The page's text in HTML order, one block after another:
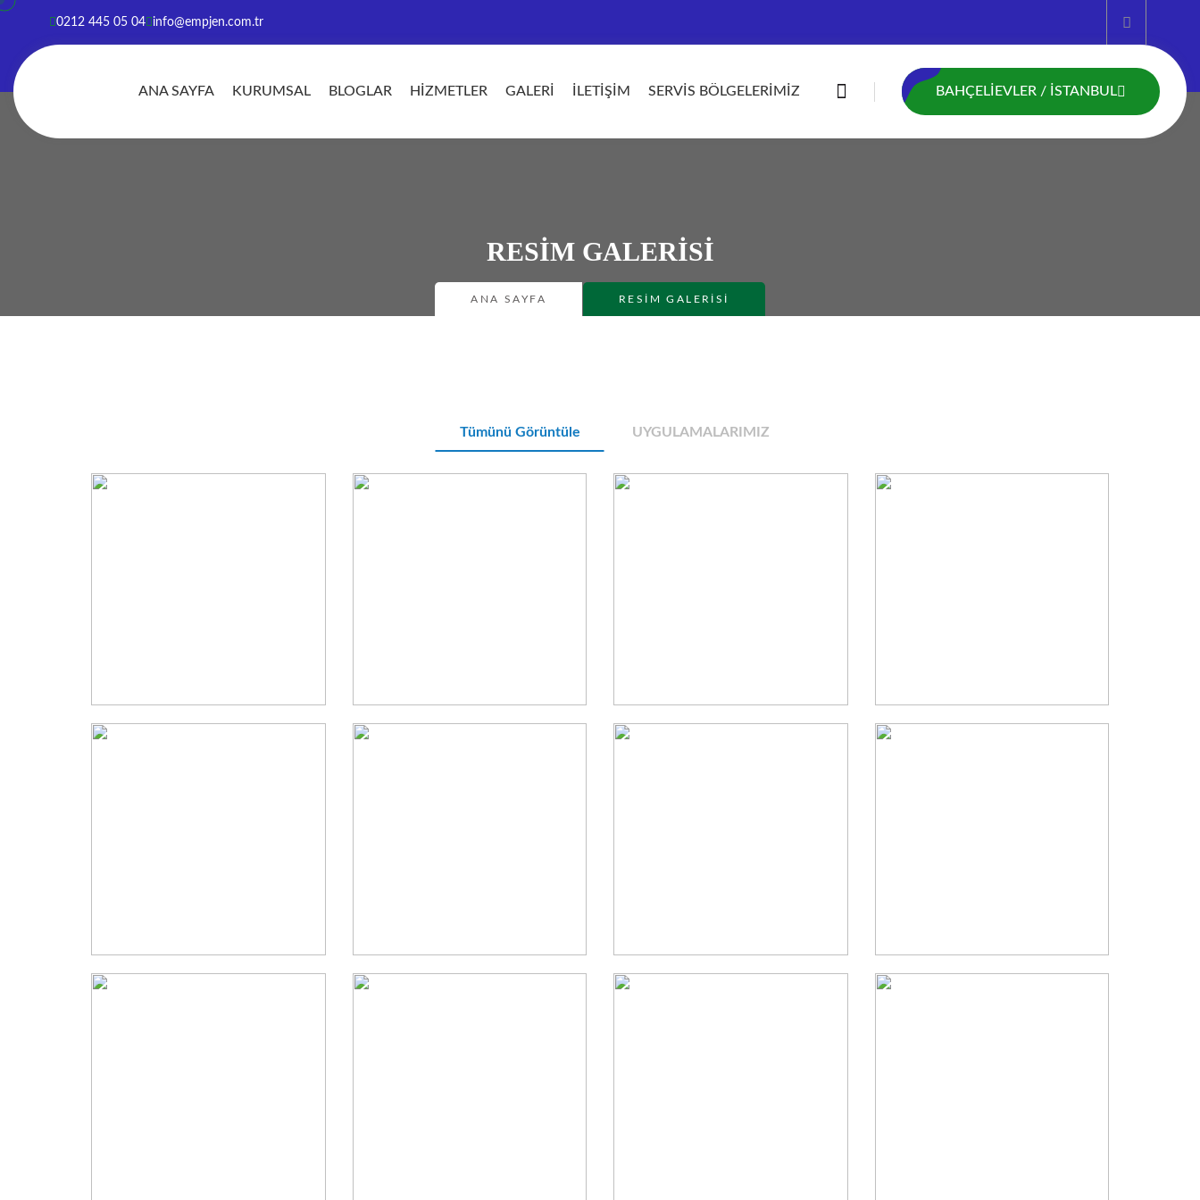
0212 445 05 04 info@empjen.com.tr
ANA SAYFA KURUMSAL BLOGLAR HIZMETLER GALERI İLETIŞIM SERVIS BÖLGELERIMIZ BAHÇELIEVLER / İSTANBUL
RESIM GALERISI
ANA SAYFA RESIM GALERISI
Tümünü Görüntüle UYGULAMALARIMIZ